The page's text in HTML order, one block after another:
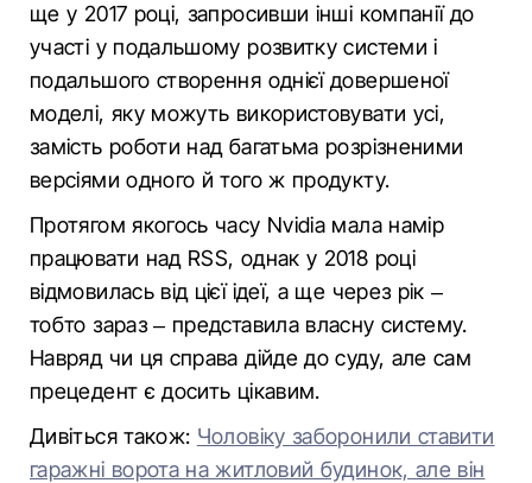
ще у 2017 році, запросивши інші компанії до
участі у подальшому розвитку системи і
подальшого створення однієї довершеної
моделі, яку можуть використовувати усі,
замість роботи над багатьма розрізненими
версіями одного й того ж продукту.
Протягом якогось часу Nvidia мала намір
працювати над RSS, однак у 2018 році
відмовилась від цієї ідеї, а ще через рік –
тобто зараз – представила власну систему.
Навряд чи ця справа дійде до суду, але сам
прецедент є досить цікавим.
Дивіться також: Чоловіку заборонили ставити
гаражні ворота на житловий будинок, але він